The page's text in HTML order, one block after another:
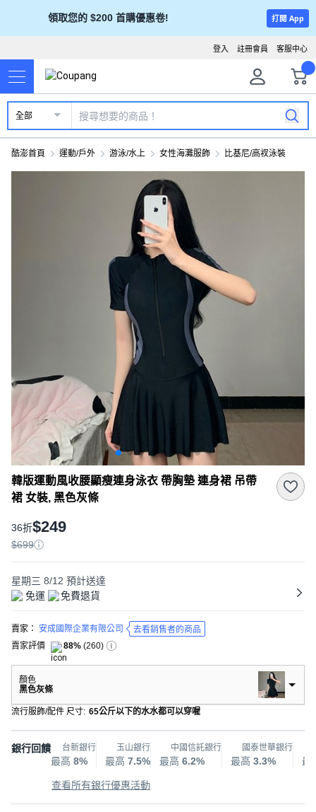
領取您的 $200 首購優惠卷! 打開 App
客服中心
註冊會員
登入
全部
酷澎首頁 運動/戶外 游泳/水上 女性海灘服飾 比基尼/高衩泳裝
韓版運動風收腰顯瘦連身泳衣 帶胸墊 連身裙 吊帶
裙 女裝, 黑色灰條
36折$249
$699
星期三 8/12 預計送達
免運
免費退貨
賣家： 安成國際企業有限公司
去看銷售者的商品
賣家評價
88% (260)
顏色
黑色灰條
流行服飾/配件 尺寸: 65公斤以下的水水都可以穿喔
銀行回饋 台新銀行
最高 8%
玉山銀行
最高 7.5%
中國信託銀行
最高 6.2%
國泰世華銀行
最高 3.3% 最
查看所有銀行優惠活動